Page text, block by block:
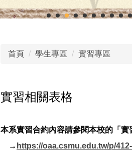
首頁 學生專區 實習專區
實習相關表格
本系實習合約內容請參閱本校的「實
→ https://oaa.csmu.edu.tw/p/